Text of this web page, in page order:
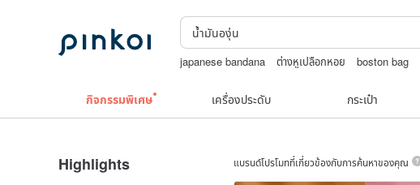
japanese bandana ต่างหูเปลือกหอย boston bag
กิจกรรมพิเศษ เครื่องประดับ กระเป๋า
Highlights แบรนด์โปรโมทที่เกี่ยวข้องกับการค้นหาของคุณ